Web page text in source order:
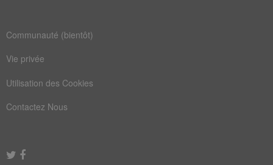
Communauté (bientôt)
Vie privée
Utilisation des Cookies
Contactez Nous